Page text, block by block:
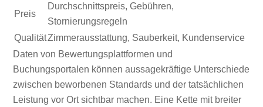
Preis
Durchschnittspreis, Gebühren,
Stornierungsregeln
QualitätZimmerausstattung, Sauberkeit, Kundenservice
Daten von Bewertungsplattformen und
Buchungsportalen können aussagekräftige Unterschiede
zwischen beworbenen Standards und der tatsächlichen
Leistung vor Ort sichtbar machen. Eine Kette mit breiter